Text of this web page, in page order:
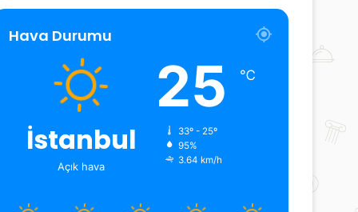
Hava Durumu
İstanbul
Açık hava
25 ℃
33º - 25º
95%
3.64 km/h